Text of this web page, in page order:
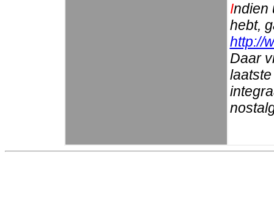
Indien
hebt,
http://
Daar